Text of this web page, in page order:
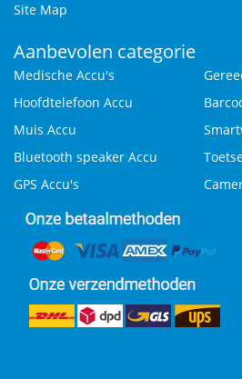
Site Map
Aanbevolen categorie
Medische Accu's
Hoofdtelefoon Accu
Muis Accu
Bluetooth speaker Accu
GPS Accu's